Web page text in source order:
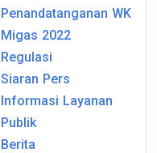
Penandatanganan WK
Migas 2022
Regulasi
Siaran Pers
Informasi Layanan
Publik
Berita